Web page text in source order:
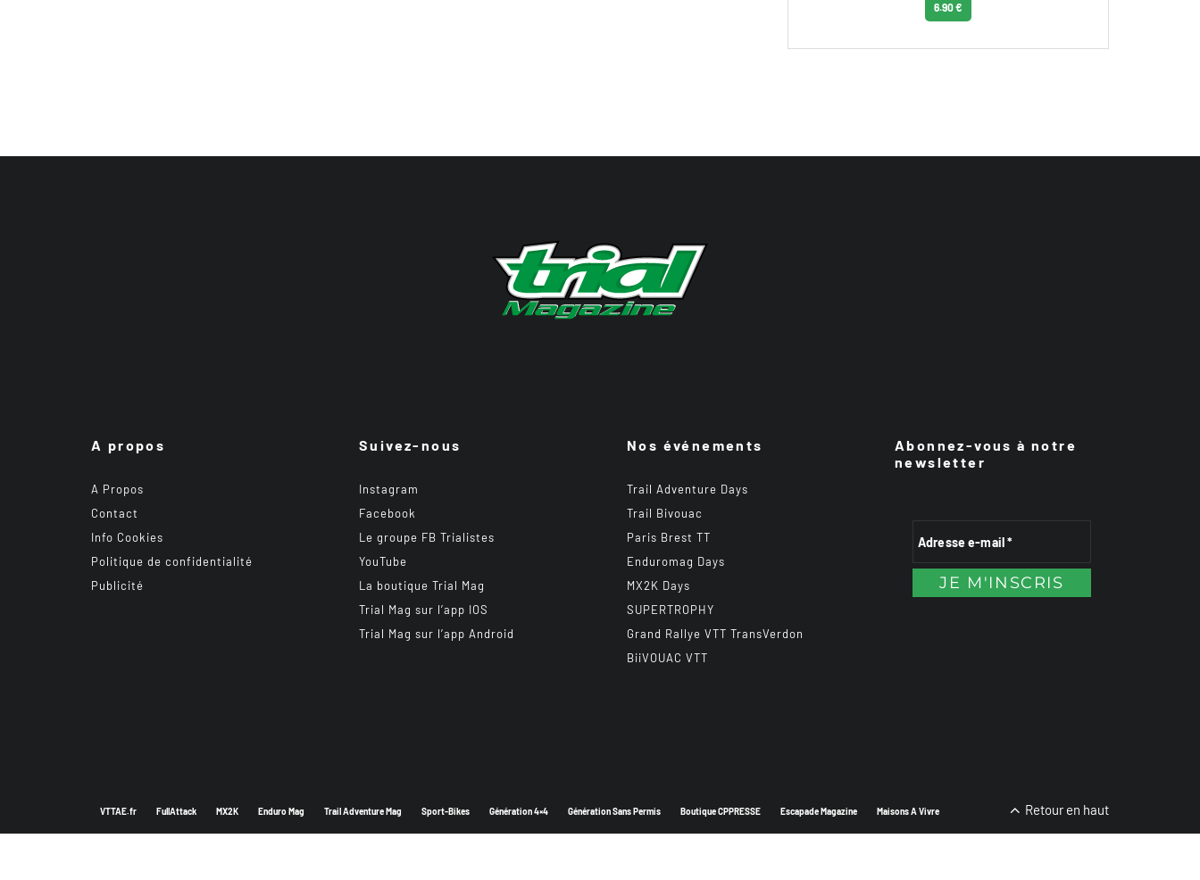
6.90 €
A propos
A Propos
Contact
Info Cookies
Politique de confidentialité
Publicité
Suivez-nous
Instagram
Facebook
Le groupe FB Trialistes
YouTube
La boutique Trial Mag
Trial Mag sur l’app IOS
Trial Mag sur l’app Android
Nos événements
Trail Adventure Days
Trail Bivouac
Paris Brest TT
Enduromag Days
MX2K Days
SUPERTROPHY
Grand Rallye VTT TransVerdon
BiiVOUAC VTT
Abonnez-vous à notre
newsletter
VTTAE.fr FullAttack MX2K Enduro Mag Trail Adventure Mag Sport-Bikes Génération 4×4 Génération Sans Permis Boutique CPPRESSE Escapade Magazine Maisons A Vivre Retour en haut